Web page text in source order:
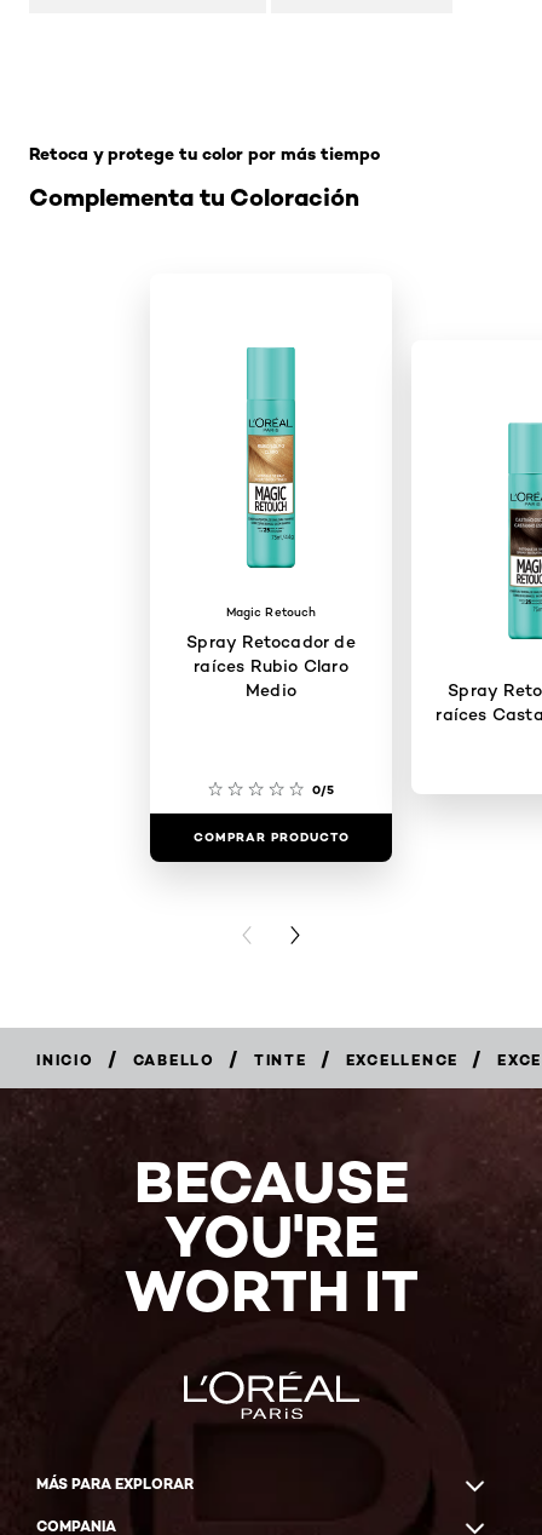
Complementa tu Coloración
Retoca y protege tu color por más tiempo
Magic Retouch
Spray Retocador de
raíces Rubio Claro
Medio
0/5
COMPRAR PRODUCTO
Spray
raíces
PREVIOUS CARD
NEXT CARD
INICIO / CABELLO / TINTE / EXCELLENCE /
EN
BECAUSE
YOU'RE
WORTH IT
MÁS PARA EXPLORAR
COMPANIA